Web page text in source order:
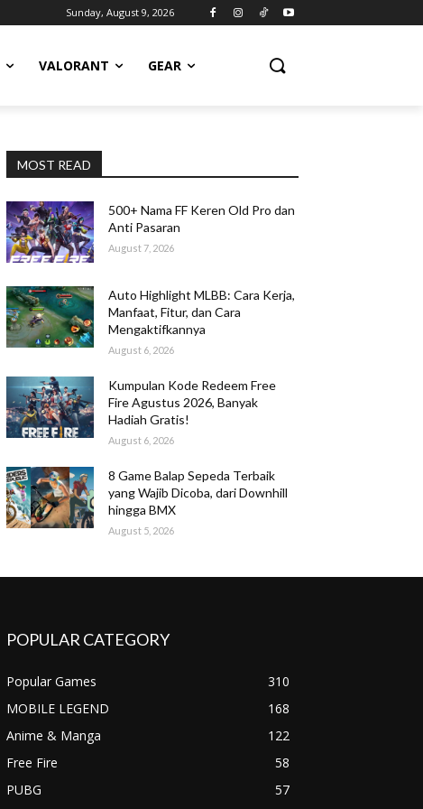
Sunday, August 9, 2026
VALORANT GEAR
MOST READ
500+ Nama FF Keren Old Pro dan
Anti Pasaran
August 7, 2026
Auto Highlight MLBB: Cara Kerja,
Manfaat, Fitur, dan Cara
Mengaktifkannya
August 6, 2026
Kumpulan Kode Redeem Free
Fire Agustus 2026, Banyak
Hadiah Gratis!
August 6, 2026
8 Game Balap Sepeda Terbaik
yang Wajib Dicoba, dari Downhill
hingga BMX
August 5, 2026
POPULAR CATEGORY
Popular Games
310
MOBILE LEGEND
168
Anime & Manga
122
Free Fire
58
PUBG
57